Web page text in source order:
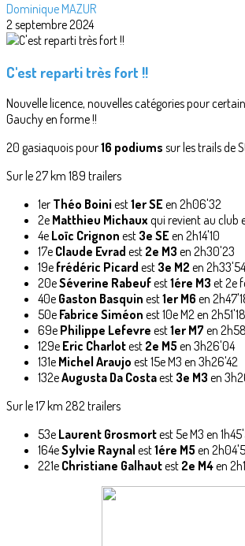
Dominique MAZUR
2 septembre 2024
C'est reparti très fort !!
Nouvelle licence, nouvelles catégories pour
Gauchy en forme !!
20 gasiaquois pour16 podiums sur les trails de
Sur le 27 km 189 trailers
1er Théo Boini est1er SEen 2h06'32
2e Matthieu Michaux qui revient au club
4e Loïc Crignon est 3e SEen 2h14'10
17e Claude Evrad est 2e M3 en 2h30'23
19e frédéric Picard est 3e M2 en 2h33'54
20eSéverine Rabeufest1ére M3 et 2e
40e Gaston Basquin est1er M6 en
50e Fabrice Siméon est 10e M2 en 2h51'18
69e Philippe Lefevre est1er M7 en
129e Eric Charlotest 2e M5 en 3h26'04
131e Michel Araujo est 15e M3 en 3h26'42
132eAugusta Da Costaest 3e M3 en
Sur le 17 km 282 trailers
53e Laurent Grosmortest 5e M3 en
164eSylvie Raynal est1ére M5 en
221e Christiane Galhautest 2e M4en